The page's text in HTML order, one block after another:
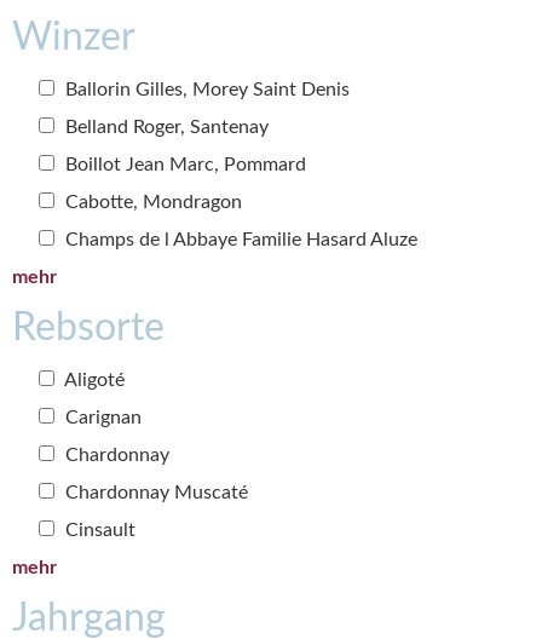
Winzer
Ballorin Gilles, Morey Saint Denis
Belland Roger, Santenay
Boillot Jean Marc, Pommard
Cabotte, Mondragon
Champs de l Abbaye Familie Hasard Aluze
mehr
Rebsorte
Aligoté
Carignan
Chardonnay
Chardonnay Muscaté
Cinsault
mehr
Jahrgang